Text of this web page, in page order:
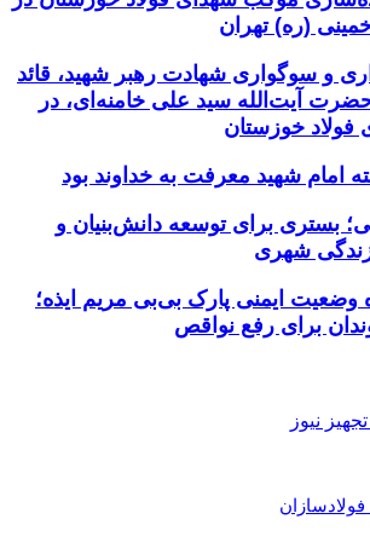
(ره) تهران
و سوگواری شهادت رهبر شهید، قائد
آیت‌الله سید علی خامنه‌ای، در
خوزستان
امام شهید معرفت به خداوند بود
بستری برای توسعه دانش‌بنیان و
زندگی شهری
وضعیت ایمنی پارک بی‌بی مریم ایذه؛
برای رفع نواقص